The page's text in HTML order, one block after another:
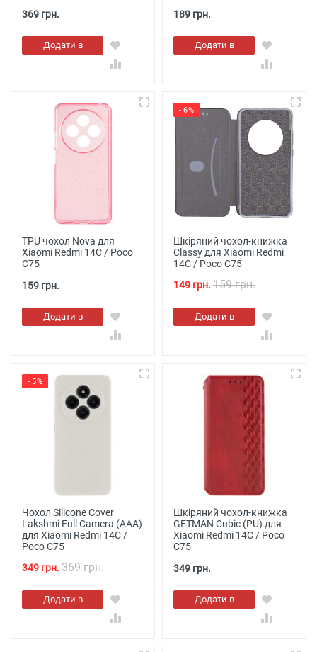
369 грн.
Додати в
кошик
189 грн.
Додати в
кошик
TPU чохол Nova для
Xiaomi Redmi 14C / Poco
C75
159 грн.
Додати в
кошик
- 6%
Шкіряний чохол-книжка
Classy для Xiaomi Redmi
14C / Poco C75
149 грн. 159 грн.
Додати в
кошик
- 5%
Чохол Silicone Cover
Lakshmi Full Camera (AAA)
для Xiaomi Redmi 14C /
Poco C75
349 грн. 369 грн.
Додати в
кошик
Шкіряний чохол-книжка
GETMAN Cubic (PU) для
Xiaomi Redmi 14C / Poco
C75
349 грн.
Додати в
кошик